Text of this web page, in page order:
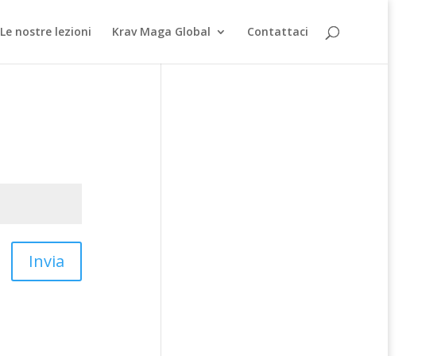
Le nostre lezioni Krav Maga Global Contattaci
Invia